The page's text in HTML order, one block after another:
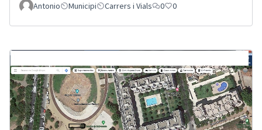
Antonio Municipi Carrers i Vials 0 0